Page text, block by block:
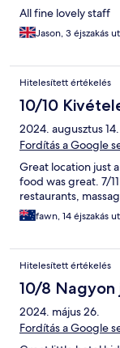
All fine lovely staff
Jason, 3 éjszakás
Hitelesített értékelés
10/10
2024. augusztus 14.
Fordítás a Google
Great location just
food was great. 7/
restaurants,
fawn, 14 éjszakás
Hitelesített értékelés
10/8 Nagyon
2024. május 26.
Fordítás a Google